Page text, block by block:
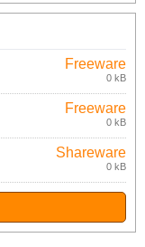
Freeware
0 kB
Freeware
0 kB
Shareware
0 kB